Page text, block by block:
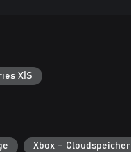
X|S
Xbox – Cloudspeicher